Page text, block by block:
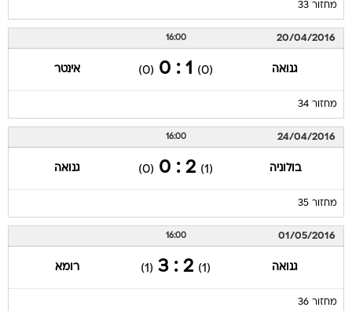
מחזור 33
20/04/2016
16:00
גנואה (0)
1 : 0
(0) אינטר
מחזור 34
24/04/2016
16:00
בולוניה (1)
2 : 0
(0) גנואה
מחזור 35
01/05/2016
16:00
גנואה (1)
2 : 3
(1) רומא
מחזור 36